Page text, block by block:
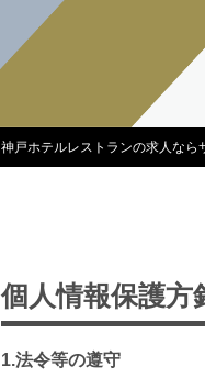
神戸ホテルレストランの求人なら
個人情報保護方
1.法令等の遵守